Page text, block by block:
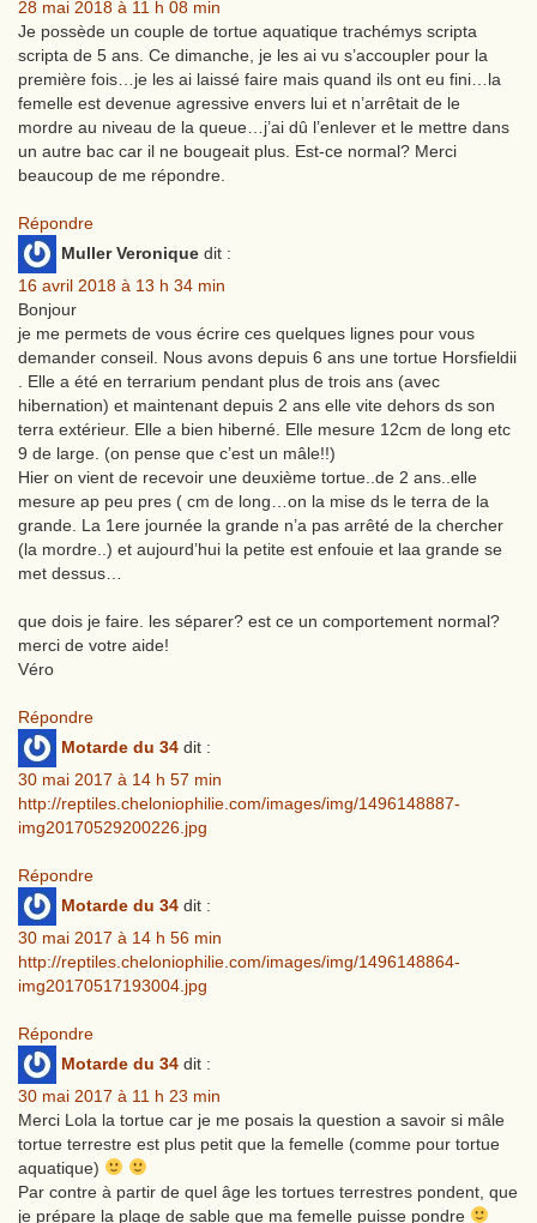
28 mai 2018 à 11 h 08 min
Je possède un couple de tortue aquatique trachémys scripta
scripta de 5 ans. Ce dimanche, je les ai vu s’accoupler pour la
première fois…je les ai laissé faire mais quand ils ont eu fini…la
femelle est devenue agressive envers lui et n’arrêtait de le
mordre au niveau de la queue…j’ai dû l’enlever et le mettre dans
un autre bac car il ne bougeait plus. Est-ce normal? Merci
beaucoup de me répondre.
Répondre
Muller Veronique dit :
16 avril 2018 à 13 h 34 min
Bonjour
je me permets de vous écrire ces quelques lignes pour vous
demander conseil. Nous avons depuis 6 ans une tortue Horsfieldii
. Elle a été en terrarium pendant plus de trois ans (avec
hibernation) et maintenant depuis 2 ans elle vite dehors ds son
terra extérieur. Elle a bien hiberné. Elle mesure 12cm de long etc
9 de large. (on pense que c’est un mâle!!)
Hier on vient de recevoir une deuxième tortue..de 2 ans..elle
mesure ap peu pres ( cm de long…on la mise ds le terra de la
grande. La 1ere journée la grande n’a pas arrêté de la chercher
(la mordre..) et aujourd’hui la petite est enfouie et laa grande se
met dessus…
que dois je faire. les séparer? est ce un comportement normal?
merci de votre aide!
Véro
Répondre
Motarde du 34 dit :
30 mai 2017 à 14 h 57 min
http://reptiles.cheloniophilie.com/images/img/1496148887-
img20170529200226.jpg
Répondre
Motarde du 34 dit :
30 mai 2017 à 14 h 56 min
http://reptiles.cheloniophilie.com/images/img/1496148864-
img20170517193004.jpg
Répondre
Motarde du 34 dit :
30 mai 2017 à 11 h 23 min
Merci Lola la tortue car je me posais la question a savoir si mâle
tortue terrestre est plus petit que la femelle (comme pour tortue
aquatique)
Par contre à partir de quel âge les tortues terrestres pondent, que
je prépare la plage de sable que ma femelle puisse pondre